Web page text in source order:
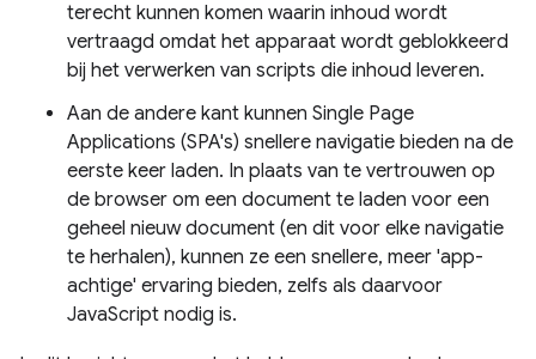
terecht kunnen komen waarin inhoud wordt
vertraagd omdat het apparaat wordt geblokkeerd
bij het verwerken van scripts die inhoud leveren.
Aan de andere kant kunnen Single Page
Applications (SPA's) snellere navigatie bieden na de
eerste keer laden. In plaats van te vertrouwen op
de browser om een ​​document te laden voor een
geheel nieuw document (en dit voor elke navigatie
te herhalen), kunnen ze een snellere, meer 'app-
achtige' ervaring bieden, zelfs als daarvoor
JavaScript nodig is.